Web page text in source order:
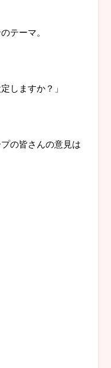
テーマ。
しますか？」
の皆さんの意見は